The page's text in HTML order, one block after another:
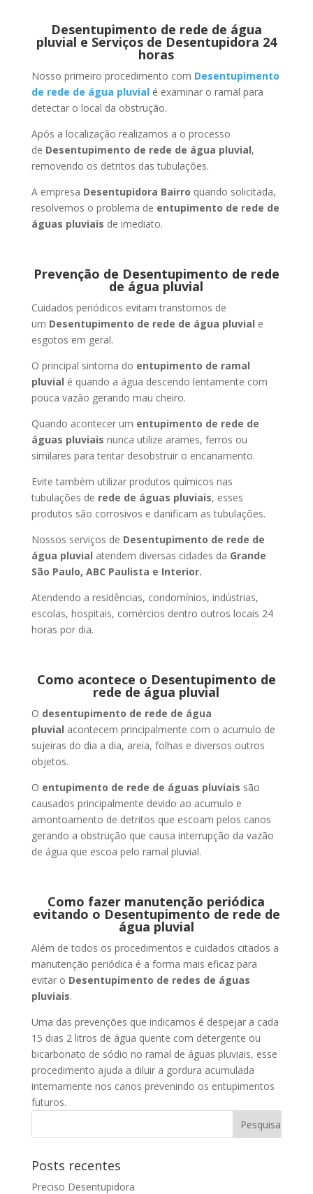
Desentupimento de rede de água
pluvial e Serviços de Desentupidora 24
horas
Nosso primeiro procedimento com Desentupimento
de rede de água pluvialé examinar o ramal para
detectar o local da obstrução.
Após a localização realizamos a o processo
de Desentupimento de rede de água pluvial,
removendo os detritos das tubulações.
A empresa Desentupidora Bairro quando solicitada,
resolvemos o problema de entupimento de rede de
águas pluviais de imediato.
Prevenção de Desentupimento de rede
de água pluvial
Cuidados periódicos evitam transtornos de
um Desentupimento de rede de água pluvial e
esgotos em geral.
O principal sintoma do entupimento de ramal
pluvial é quando a água descendo lentamente com
pouca vazão gerando mau cheiro.
Quando acontecer um entupimento de rede de
águas pluviais nunca utilize arames, ferros ou
similares para tentar desobstruir o encanamento.
Evite também utilizar produtos químicos nas
tubulações de rede de águas pluviais, esses
produtos são corrosivos e danificam as tubulações.
Nossos serviços de Desentupimento de rede de
água pluvial atendem diversas cidades da Grande
São Paulo, ABC Paulista e Interior.
Atendendo a residências, condomínios, indústrias,
escolas, hospitais, comércios dentro outros locais 24
horas por dia.
Como acontece o Desentupimento de
rede de água pluvial
O desentupimento de rede de água
pluvial acontecem principalmente com o acumulo de
sujeiras do dia a dia, areia, folhas e diversos outros
objetos.
O entupimento de rede de águas pluviais são
causados principalmente devido ao acumulo e
amontoamento de detritos que escoam pelos canos
gerando a obstrução que causa interrupção da vazão
de água que escoa pelo ramal pluvial.
Como fazer manutenção periódica
evitando o Desentupimento de rede de
água pluvial
Além de todos os procedimentos e cuidados citados a
manutenção periódica é a forma mais eficaz para
evitar o Desentupimento de redes de águas
pluviais.
Uma das prevenções que indicamos é despejar a cada
15 dias 2 litros de água quente com detergente ou
bicarbonato de sódio no ramal de águas pluviais, esse
procedimento ajuda a diluir a gordura acumulada
internamente nos canos prevenindo os entupimentos
futuros.
Posts recentes
Preciso Desentupidora